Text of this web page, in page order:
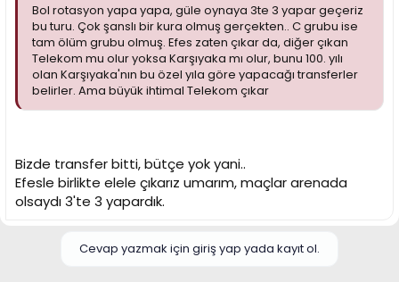
Bol rotasyon yapa yapa, güle oynaya 3te 3 yapar geçeriz
bu turu. Çok şanslı bir kura olmuş gerçekten.. C grubu ise
tam ölüm grubu olmuş. Efes zaten çıkar da, diğer çıkan
Telekom mu olur yoksa Karşıyaka mı olur, bunu 100. yılı
olan Karşıyaka'nın bu özel yıla göre yapacağı transferler
belirler. Ama büyük ihtimal Telekom çıkar
Bizde transfer bitti, bütçe yok yani..
Efesle birlikte elele çıkarız umarım, maçlar arenada
olsaydı 3'te 3 yapardık.
Cevap yazmak için giriş yap yada kayıt ol.